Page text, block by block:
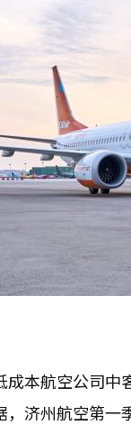
本航空公司中
济州航空第